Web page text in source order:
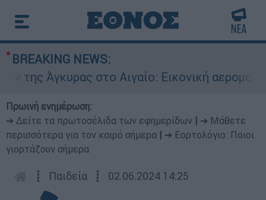
BREAKING NEWS:
Άγκυρας στο Αιγαίο: Εικονική αερομαχία
Πρωινή ενημέρωση:
➔ Δείτε τα πρωτοσέλιδα των εφημερίδων
➔ Μάθετε
περισσότερα για τον καιρό σήμερα
➔ Εορτολόγιο: Ποιοι
γιορτάζουν σήμερα
┋ Παιδεία ┋ 02.06.2024 14:25